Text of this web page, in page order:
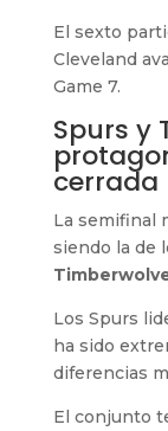
El sexto
Cleveland
Game 7.
Spurs y
cerrada
La semifinal
siendo la de
Los Spurs
ha sido
diferencias
El conjunto